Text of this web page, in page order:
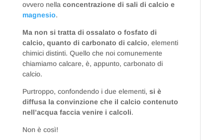
ovvero nella concentrazione di sali di calcio e
magnesio.
Ma non si tratta di ossalato o fosfato di
calcio, quanto di carbonato di calcio, elementi
chimici distinti. Quello che noi comunemente
chiamiamo calcare, è, appunto, carbonato di
calcio.
Purtroppo, confondendo i due elementi, si è
diffusa la convinzione che il calcio contenuto
nell’acqua faccia venire i calcoli.
Non è così!